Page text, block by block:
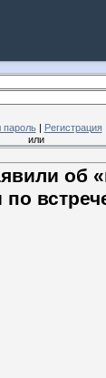
| Регистрация
или
об